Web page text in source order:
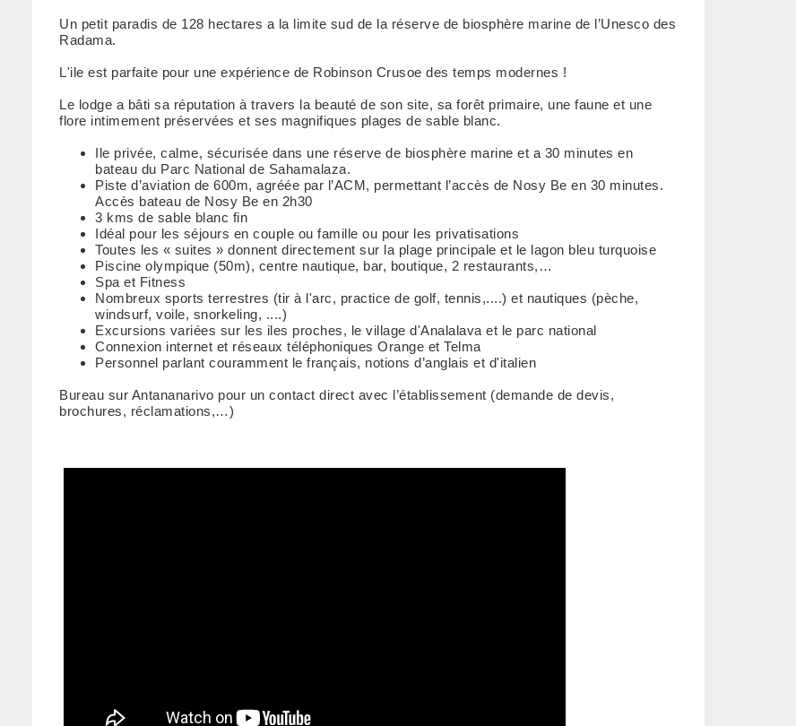
Un petit paradis de 128 hectares a la limite sud de la réserve de biosphère marine de l’Unesco des
Radama.
L'ile est parfaite pour une expérience de Robinson Crusoe des temps modernes !
Le lodge a bâti sa réputation à travers la beauté de son site, sa forêt primaire, une faune et une
flore intimement préservées et ses magnifiques plages de sable blanc.
Ile privée, calme, sécurisée dans une réserve de biosphère marine et a 30 minutes en
bateau du Parc National de Sahamalaza.
Piste d’aviation de 600m, agréée par l’ACM, permettant l’accès de Nosy Be en 30 minutes.
Accès bateau de Nosy Be en 2h30
3 kms de sable blanc fin
Idéal pour les séjours en couple ou famille ou pour les privatisations
Toutes les « suites » donnent directement sur la plage principale et le lagon bleu turquoise
Piscine olympique (50m), centre nautique, bar, boutique, 2 restaurants,…
Spa et Fitness
Nombreux sports terrestres (tir à l'arc, practice de golf, tennis,....) et nautiques (pèche,
windsurf, voile, snorkeling, ....)
Excursions variées sur les iles proches, le village d'Analalava et le parc national
Connexion internet et réseaux téléphoniques Orange et Telma
Personnel parlant couramment le français, notions d’anglais et d'italien
Bureau sur Antananarivo pour un contact direct avec l’établissement (demande de devis,
brochures, réclamations,…)